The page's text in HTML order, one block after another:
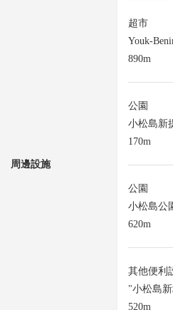
周邊設施
超市
Youk-
890m
公園
小松島新
170m
公園
小松島公
620m
其他便利
"小松島
520m